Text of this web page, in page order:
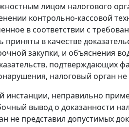
лицом налогового
контрольно-кассовой
в соответствии с
приняты в качестве
закупки, и объяснения
подтверждающих
налоговый орган не
инстанции, неправильно
вывод о доказанности
не представил допустимых